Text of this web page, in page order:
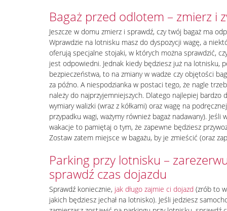
Bagaż przed odlotem – zmierz i
Jeszcze w domu zmierz i sprawdź, czy twój bagaż ma
Wprawdzie na lotnisku masz do dyspozycji wagę, a
oferują specjalne stojaki, w których można sprawdzić,
jest odpowiedni. Jednak kiedy będziesz już na lotnisku,
bezpieczeństwa, to na zmiany w wadze czy objętości
za późno. A niespodzianka w postaci tego, że nagle
należy do najprzyjemniejszych. Dlatego najlepiej bardzo
wymiary walizki (wraz z kółkami) oraz wagę na
przypadku wagi, ważymy również bagaż nadawany). Jeśli
wakacje to pamiętaj o tym, że zapewne będziesz
Zostaw zatem miejsce w bagażu, by je zmieścić (oraz
Parking przy lotnisku –
sprawdź czas dojazdu
Sprawdź koniecznie, jak długo zajmie ci dojazd (zrób to
jakich będziesz jechał na lotnisko). Jeśli jedziesz